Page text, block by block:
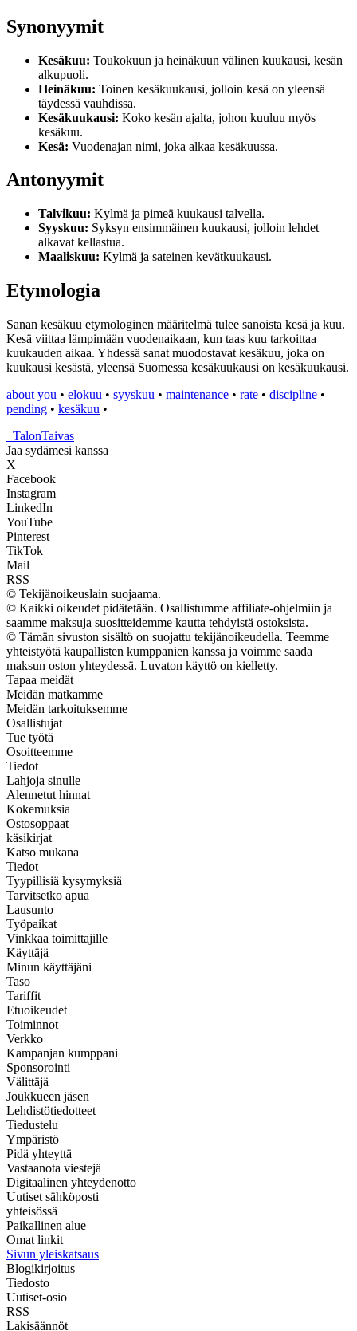
Synonyymit
Kesäkuu: Toukokuun ja heinäkuun välinen kuukausi, kesän
alkupuoli.
Heinäkuu: Toinen kesäkuukausi, jolloin kesä on yleensä
täydessä vauhdissa.
Kesäkuukausi: Koko kesän ajalta, johon kuuluu myös
kesäkuu.
Kesä: Vuodenajan nimi, joka alkaa kesäkuussa.
Antonyymit
Talvikuu: Kylmä ja pimeä kuukausi talvella.
Syyskuu: Syksyn ensimmäinen kuukausi, jolloin lehdet
alkavat kellastua.
Maaliskuu: Kylmä ja sateinen kevätkuukausi.
Etymologia
Sanan kesäkuu etymologinen määritelmä tulee sanoista kesä ja kuu.
Kesä viittaa lämpimään vuodenaikaan, kun taas kuu tarkoittaa
kuukauden aikaa. Yhdessä sanat muodostavat kesäkuu, joka on
kuukausi kesästä, yleensä Suomessa kesäkuukausi on kesäkuukausi.
about you • elokuu • syyskuu • maintenance • rate • discipline •
pending • kesäkuu •
TalonTaivas
Jaa sydämesi kanssa
X
Facebook
Instagram
LinkedIn
YouTube
Pinterest
TikTok
Mail
RSS
© Tekijänoikeuslain suojaama.
© Kaikki oikeudet pidätetään. Osallistumme affiliate-ohjelmiin ja
saamme maksuja suositteidemme kautta tehdyistä ostoksista.
© Tämän sivuston sisältö on suojattu tekijänoikeudella. Teemme
yhteistyötä kaupallisten kumppanien kanssa ja voimme saada
maksun oston yhteydessä. Luvaton käyttö on kielletty.
Tapaa meidät
Meidän matkamme
Meidän tarkoituksemme
Osallistujat
Tue työtä
Osoitteemme
Tiedot
Lahjoja sinulle
Alennetut hinnat
Kokemuksia
Ostosoppaat
käsikirjat
Katso mukana
Tiedot
Tyypillisiä kysymyksiä
Tarvitsetko apua
Lausunto
Työpaikat
Vinkkaa toimittajille
Käyttäjä
Minun käyttäjäni
Taso
Tariffit
Etuoikeudet
Toiminnot
Verkko
Kampanjan kumppani
Sponsorointi
Välittäjä
Joukkueen jäsen
Lehdistötiedotteet
Tiedustelu
Ympäristö
Pidä yhteyttä
Vastaanota viestejä
Digitaalinen yhteydenotto
Uutiset sähköposti
yhteisössä
Paikallinen alue
Omat linkit
Sivun yleiskatsaus
Blogikirjoitus
Tiedosto
Uutiset-osio
RSS
Lakisäännöt